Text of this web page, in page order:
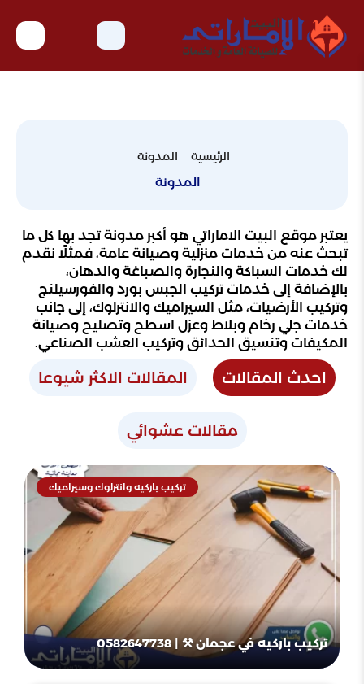
الرئيسية المدونة
المدونة
يعتبر موقع البيت الاماراتي هو أكبر مدونة تجد بها كل ما
تبحث عنه من خدمات منزلية وصيانة عامة، فمثلًا نقدم
لك خدمات السباكة والنجارة والصباغة والدهان،
بالإضافة إلى خدمات تركيب الجبس بورد والفورسيلنج
وتركيب الأرضيات، مثل السيراميك والانترلوك، إلى جانب
خدمات جلي رخام وبلاط وعزل اسطح وتصليح وصيانة
المكيفات وتنسيق الحدائق وتركيب العشب الصناعي.
احدث المقالات المقالات الاكثر شيوعا
مقالات عشوائي
تركيب باركيه وانترلوك وسيراميك
تركيب باركيه في عجمان ⚒ | 0582647738